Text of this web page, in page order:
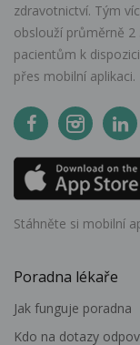
zdravotnictví. Tým
obslouží průměrně 2
pacientům k
přes mobilní aplikaci.
Stáhněte si mobilní
Poradna lékaře
Jak funguje poradna
Kdo na dotazy